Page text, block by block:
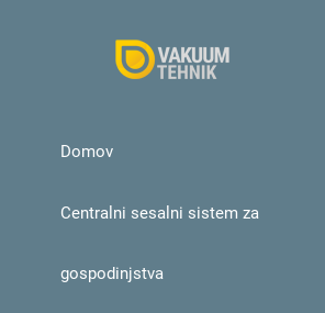
Domov
Centralni sesalni sistem za
gospodinjstva